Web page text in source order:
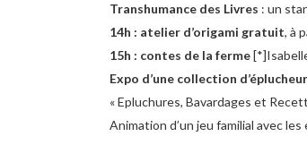
Transhumance des Livres : un
14h : atelier d’origami gratuit, à
15h : contes de la ferme
Expo d’une collection
« Epluchures, Bavardages et
Animation d’un jeu familial avec